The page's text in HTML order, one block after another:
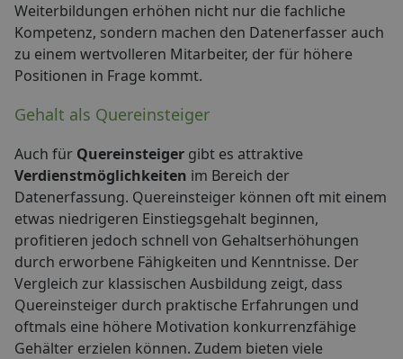
Weiterbildungen erhöhen nicht nur die fachliche
Kompetenz, sondern machen den Datenerfasser auch
zu einem wertvolleren Mitarbeiter, der für höhere
Positionen in Frage kommt.
Gehalt als Quereinsteiger
Auch für Quereinsteiger gibt es attraktive
Verdienstmöglichkeiten im Bereich der
Datenerfassung. Quereinsteiger können oft mit einem
etwas niedrigeren Einstiegsgehalt beginnen,
profitieren jedoch schnell von Gehaltserhöhungen
durch erworbene Fähigkeiten und Kenntnisse. Der
Vergleich zur klassischen Ausbildung zeigt, dass
Quereinsteiger durch praktische Erfahrungen und
oftmals eine höhere Motivation konkurrenzfähige
Gehälter erzielen können. Zudem bieten viele